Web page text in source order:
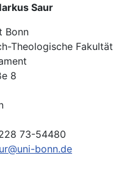
Saur
Bonn
Theologische Fakultät
8
73-54480
bonn.de